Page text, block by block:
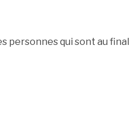
personnes qui sont au